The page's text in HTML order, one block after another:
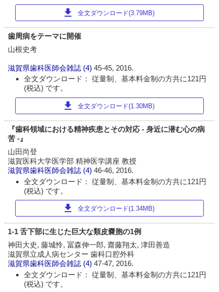
download 全文ダウンロード(3.79MB)
歯周病をテーマに開催
山根史考
滋賀県歯科医師会雑誌 (4)45-45, 2016.
全文ダウンロード： 従量制、基本料金制の方共に121円
(税込) です。
download 全文ダウンロード(1.30MB)
『歯科領域における精神疾患とその対応 - 身近に潜む心の病
苦 -』
山田尚登
滋賀医科大学医学部 精神医学講座 教授
滋賀県歯科医師会雑誌 (4)46-46, 2016.
全文ダウンロード： 従量制、基本料金制の方共に121円
(税込) です。
download 全文ダウンロード(1.34MB)
1-1 舌下部に生じた巨大な類皮嚢胞の1例
神田大史, 藤城怜, 冨森伸一郎, 齋藤翔太, 津田善造
滋賀県立成人病センター 歯科口腔外科
滋賀県歯科医師会雑誌 (4)47-47, 2016.
全文ダウンロード： 従量制、基本料金制の方共に121円
(税込) です。